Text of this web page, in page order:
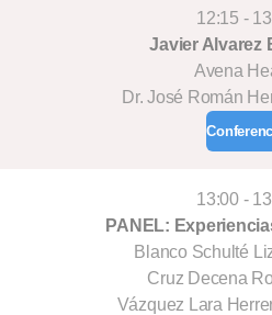
12:15 -
Javier Alvarez
Avena
Dr. José Román
13:00 -
PANEL:
Blanco Schulté
Cruz Decena
Vázquez Lara